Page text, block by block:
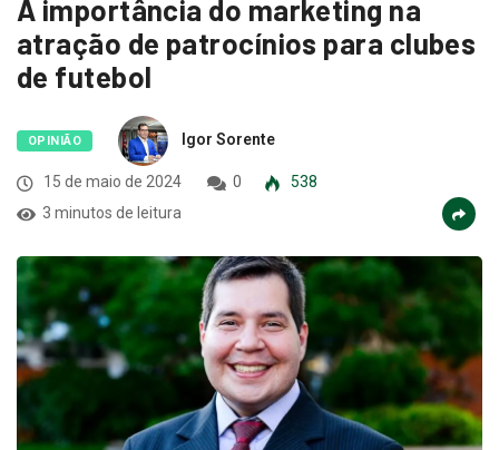
atração de patrocínios para clubes
de futebol
15 de maio de 2024
3 minutos de leitura